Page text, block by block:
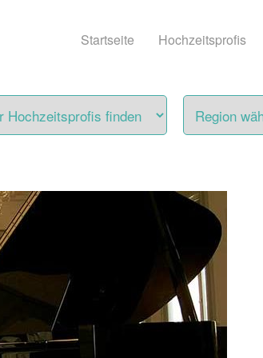
Startseite Hochzeitsprofis